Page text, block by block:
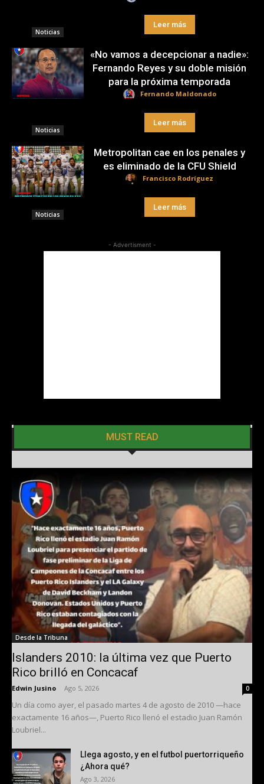
Noticias
Leer más
Noticias
«No vamos a decepcionar a nadie»:
Fernando Reyes y su doble misión
para la próxima temporada
Fernando Maldonado
Leer más
Noticias
Metropolitan cae en los penales y
es eliminado de la CFU Shield
Francisco Rodríguez
Leer más
- Advertisment -
MUST READ
Desde la Tribuna
Islanders 2010: la última vez que Puerto
Rico brilló en Concacaf
Edwin Jusino Ago 5, 2026 0
Un día como ayer, el pasado martes 4 de agosto de 2010 —hace
exactamente 16 años—, Puerto Rico llenó el estadio Juan Ramón
Loubriel...
Llega agosto, y en el futbol puertorriqueño
¿Ahora qué?
Ago 3, 2026